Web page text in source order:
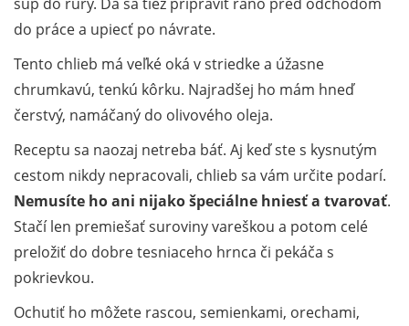
do práce a upiecť po návrate.
Tento chlieb má veľké oká v striedke a úžasne
chrumkavú, tenkú kôrku. Najradšej ho mám hneď
čerstvý, namáčaný do olivového oleja.
Receptu sa naozaj netreba báť. Aj keď ste s kysnutým
cestom nikdy nepracovali, chlieb sa vám určite podarí.
Nemusíte ho ani nijako špeciálne hniesť a tvarovať.
Stačí len premiešať suroviny vareškou a potom celé
preložiť do dobre tesniaceho hrnca či pekáča s
pokrievkou.
Ochutiť ho môžete rascou, semienkami, orechami,